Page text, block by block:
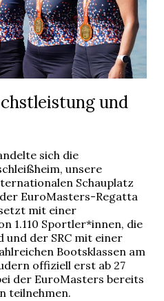
und
sich die
unsere
Schauplatz
EuroMasters-Regatta
mit einer
1.110 Sportler*innen, die
der SRC mit einer
Bootsklassen am
offiziell erst ab 27
der EuroMasters bereits
teilnehmen.